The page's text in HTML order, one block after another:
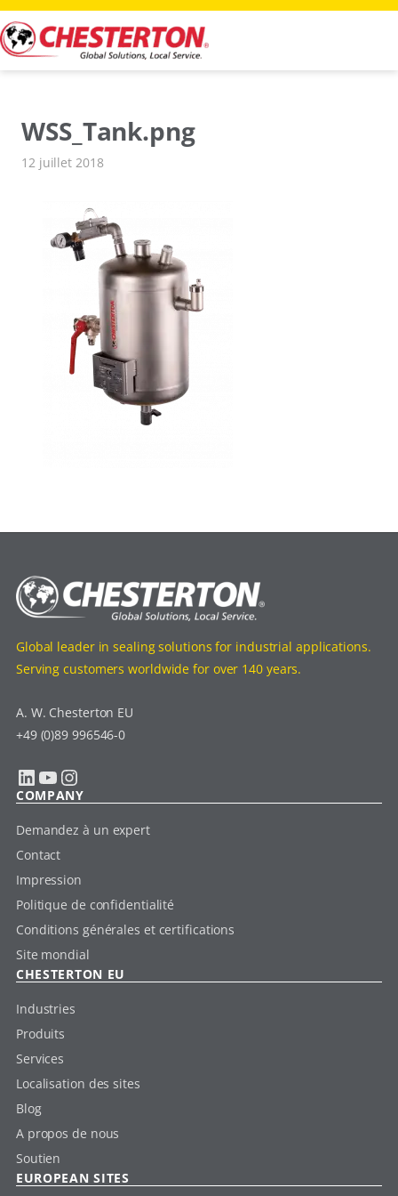
Aller
au
contenu
WSS_Tank.png
12 juillet 2018
Global leader in sealing solutions for industrial applications.
Serving customers worldwide for over 140 years.
A. W. Chesterton EU
+49 (0)89 996546-0
LinkedIn YouTube Instagram
COMPANY
Demandez à un expert
Contact
Impression
Politique de confidentialité
Conditions générales et certifications
Site mondial
CHESTERTON EU
Industries
Produits
Services
Localisation des sites
Blog
A propos de nous
Soutien
EUROPEAN SITES